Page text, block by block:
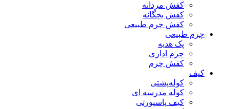
کفش مردانه
کفش بچگانه
کفش چرم طبیعی
چرم طبیعی
پک هدیه
چرم اداری
کفش چرم
کیف
کوله‌پشتی
کوله مدرسه ای
کیف پاسپورتی